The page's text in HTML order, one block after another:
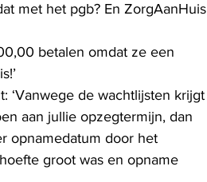
met het pgb? En ZorgAanHuis
betalen omdat ze een
‘Vanwege de wachtlijsten krijgt
aan jullie opzegtermijn, dan
opnamedatum door het
groot was en opname